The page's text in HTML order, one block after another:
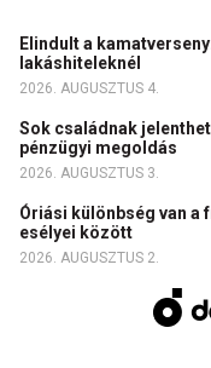
Elindult a
lakáshiteleknél
2026. AUGUSZTUS 4.
Sok családnak
pénzügyi megoldás
2026. AUGUSZTUS 3.
Óriási különbség van
esélyei között
2026. AUGUSZTUS 2.